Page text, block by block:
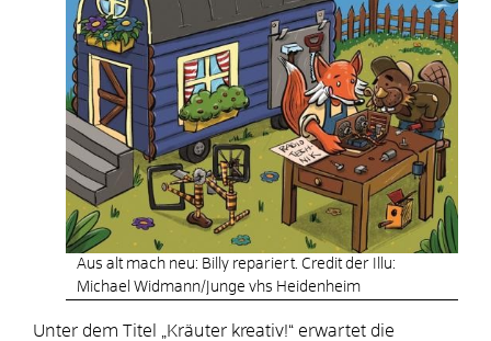
Aus alt mach neu: Billy repariert. Credit der Illu:
Michael Widmann/Junge vhs Heidenheim
Unter dem Titel „Kräuter kreativ!“ erwartet die